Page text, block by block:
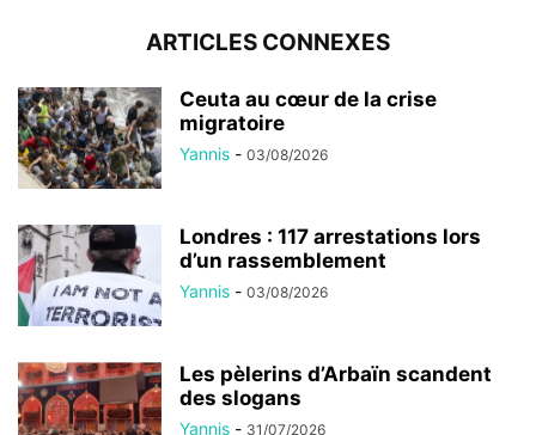
ARTICLES CONNEXES
Ceuta au cœur de la crise
migratoire
Yannis - 03/08/2026
Londres : 117 arrestations lors
d’un rassemblement
Yannis - 03/08/2026
Les pèlerins d’Arbaïn scandent
des slogans
Yannis - 31/07/2026